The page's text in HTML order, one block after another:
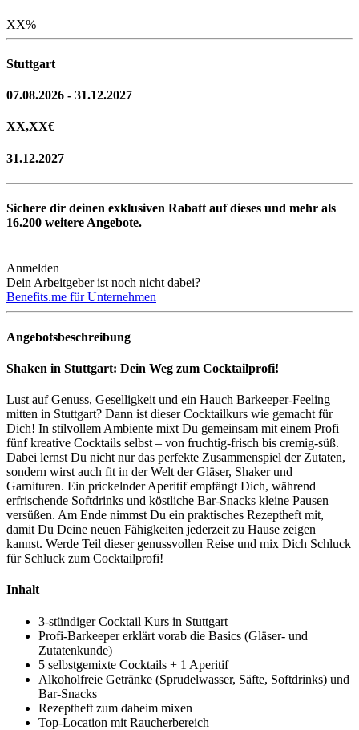
XX%
Stuttgart
07.08.2026 - 31.12.2027
XX,XX€
31.12.2027
Sichere dir deinen exklusiven Rabatt auf dieses und mehr als
16.200 weitere Angebote.
Anmelden
Dein Arbeitgeber ist noch nicht dabei?
Benefits.me für Unternehmen
Angebotsbeschreibung
Shaken in Stuttgart: Dein Weg zum Cocktailprofi!
Lust auf Genuss, Geselligkeit und ein Hauch Barkeeper-Feeling
mitten in Stuttgart? Dann ist dieser Cocktailkurs wie gemacht für
Dich! In stilvollem Ambiente mixt Du gemeinsam mit einem Profi
fünf kreative Cocktails selbst – von fruchtig-frisch bis cremig-süß.
Dabei lernst Du nicht nur das perfekte Zusammenspiel der Zutaten,
sondern wirst auch fit in der Welt der Gläser, Shaker und
Garnituren. Ein prickelnder Aperitif empfängt Dich, während
erfrischende Softdrinks und köstliche Bar-Snacks kleine Pausen
versüßen. Am Ende nimmst Du ein praktisches Rezeptheft mit,
damit Du Deine neuen Fähigkeiten jederzeit zu Hause zeigen
kannst. Werde Teil dieser genussvollen Reise und mix Dich Schluck
für Schluck zum Cocktailprofi!
Inhalt
3-stündiger Cocktail Kurs in Stuttgart
Profi-Barkeeper erklärt vorab die Basics (Gläser- und
Zutatenkunde)
5 selbstgemixte Cocktails + 1 Aperitif
Alkoholfreie Getränke (Sprudelwasser, Säfte, Softdrinks) und
Bar-Snacks
Rezeptheft zum daheim mixen
Top-Location mit Raucherbereich